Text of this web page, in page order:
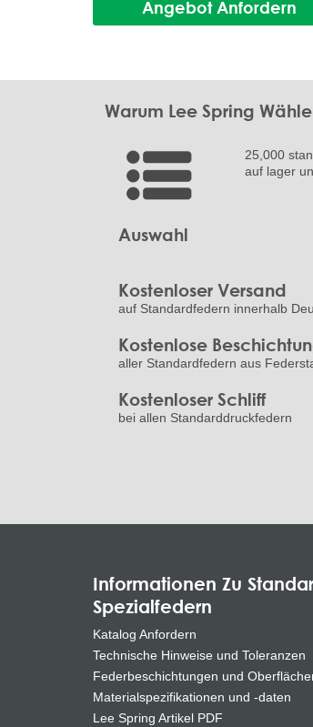
Angebot Anfordern
Warum Lee Spring
Auswahl
25,000
auf lager
Kostenloser Versand
auf Standardfedern innerhalb
Kostenlose
aller Standardfedern aus
Kostenloser Schliff
bei allen Standarddruckfedern
Informationen Zu
Spezialfedern
Katalog Anfordern
Technische Hinweise und Toleranzen
Federbeschichtungen und
Materialspezifikationen und -daten
Lee Spring Artikel PDF